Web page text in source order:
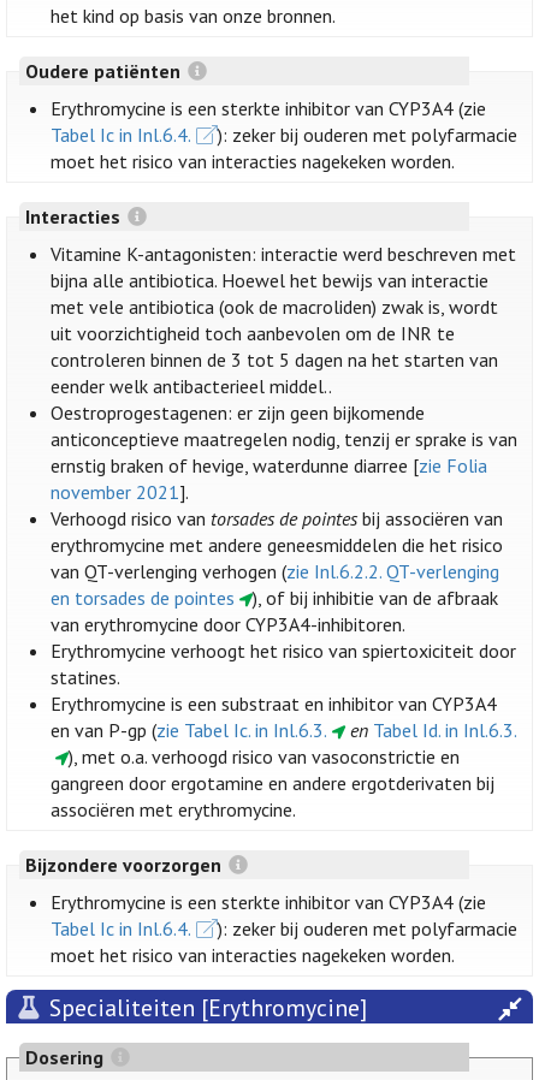
het kind op basis van onze bronnen.
Oudere patiënten
Erythromycine is een sterkte inhibitor van CYP3A4 (zie
Tabel Ic in Inl.6.4.
): zeker bij ouderen met polyfarmacie
moet het risico van interacties nagekeken worden.
Interacties
Vitamine K-antagonisten: interactie werd beschreven met
bijna alle antibiotica. Hoewel het bewijs van interactie
met vele antibiotica (ook de macroliden) zwak is, wordt
uit voorzichtigheid toch aanbevolen om de INR te
controleren binnen de 3 tot 5 dagen na het starten van
eender welk antibacterieel middel..
Oestroprogestagenen: er zijn geen bijkomende
anticonceptieve maatregelen nodig, tenzij er sprake is van
ernstig braken of hevige, waterdunne diarree [zie Folia
november 2021].
Verhoogd risico van torsades de pointes bij associëren van
erythromycine met andere geneesmiddelen die het risico
van QT-verlenging verhogen (zie Inl.6.2.2. QT-verlenging
en torsades de pointes
), of bij inhibitie van de afbraak
van erythromycine door CYP3A4-inhibitoren.
Erythromycine verhoogt het risico van spiertoxiciteit door
statines.
Erythromycine is een substraat en inhibitor van CYP3A4
en van P-gp (zie Tabel Ic. in Inl.6.3. en Tabel Id. in Inl.6.3.
), met o.a. verhoogd risico van vasoconstrictie en
gangreen door ergotamine en andere ergotderivaten bij
associëren met erythromycine.
Bijzondere voorzorgen
Erythromycine is een sterkte inhibitor van CYP3A4 (zie
Tabel Ic in Inl.6.4.
): zeker bij ouderen met polyfarmacie
moet het risico van interacties nagekeken worden.
Specialiteiten [Erythromycine]
Dosering